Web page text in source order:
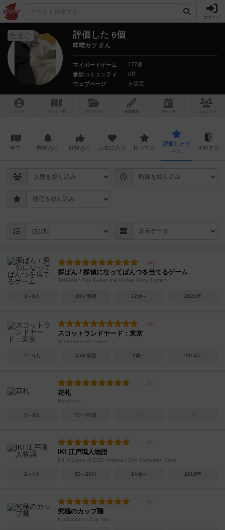
ログイン
たまご 評価した 6個
味噌カツ さん
マイボードゲーム
177個
参加コミュニティ
0件
ウェブページ
未設定
トップ ゲーム一覧 マイリスト 投稿履歴 ボ ドゲ コミュニティ
全て 興味あり 経験あり お気に入り 持ってる
評価したゲ
ーム
比較する
探ぱん / 探偵になってぱんつを当てるゲーム
TANPAN〜The Guess the Undies Party Game〜
3～6人 20分前後 12歳～ 2021年
スコットランドヤード：東京
Scotland Yard: Tokyo
2～6人 45分前後 8歳～ 2014年
花札
Hanafuda
2～3人 30～60分 － －
IKI 江戸職人物語
IKI: A Game of EDO Artisans / Edo Craftsman Story
2～4人 60～90分 14歳～ 2016年
究極のカップ麺
Kyukyoku no Cup men